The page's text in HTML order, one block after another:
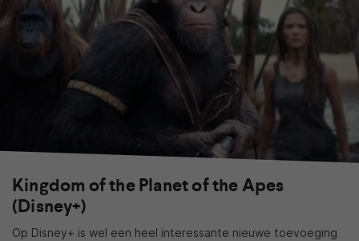
Kingdom of the Planet of the Apes
(Disney+)
Op Disney+ is wel een heel interessante nieuwe toevoeging